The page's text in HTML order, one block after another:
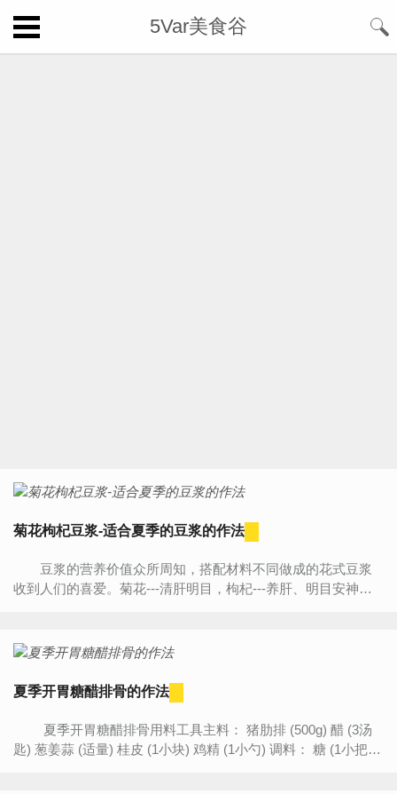
5Var美食谷
菊花枸杞豆浆-适合夏季的豆浆的作法
豆浆的营养价值众所周知，搭配材料不同做成的花式豆浆
收到人们的喜爱。菊花---清肝明目，枸杞---养肝、明目安神，
夏季开胃糖醋排骨的作法
夏季开胃糖醋排骨用料工具主料： 猪肋排 (500g) 醋 (3汤
匙) 葱姜蒜 (适量) 桂皮 (1小块) 鸡精 (1小勺) 调料： 糖 (1小把)